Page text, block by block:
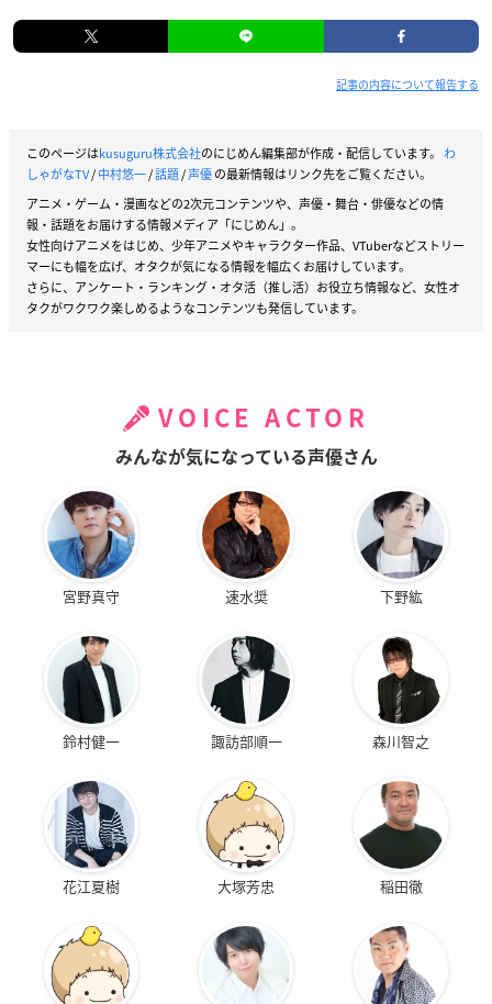
記事の内容について報告する
このページはkusuguru株式会社のにじめん編集部が作成・配信しています。 わ
しゃがなTV/中村悠一/話題/声優の最新情報はリンク先をご覧ください。
アニメ・ゲーム・漫画などの2次元コンテンツや、声優・舞台・俳優などの情
報・話題をお届けする情報メディア「にじめん」。
女性向けアニメをはじめ、少年アニメやキャラクター作品、VTuberなどストリー
マーにも幅を広げ、オタクが気になる情報を幅広くお届けしています。
さらに、アンケート・ランキング・オタ活（推し活）お役立ち情報など、女性オ
タクがワクワク楽しめるようなコンテンツも発信しています。
VOICE ACTOR
みんなが気になっている声優さん
宮野真守 速水奨 下野紘
鈴村健一 諏訪部順一 森川智之
花江夏樹 大塚芳忠 稲田徹